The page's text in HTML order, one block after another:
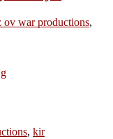
ov war productions,
, kir